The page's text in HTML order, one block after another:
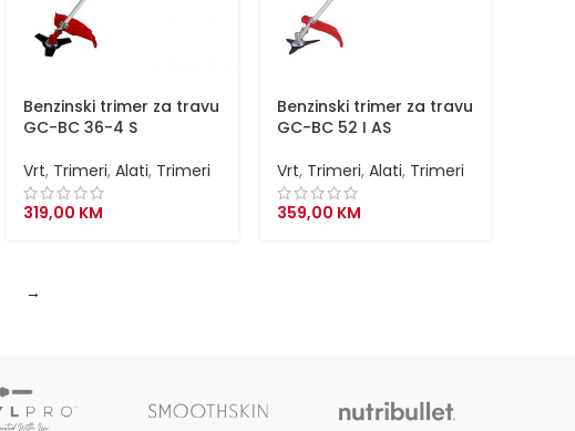
Benzinski trimer za travu
GC-BC 36-4 S
Vrt, Trimeri, Alati, Trimeri
319,00 KM
Benzinski trimer za travu
GC-BC 52 I AS
Vrt, Trimeri, Alati, Trimeri
359,00 KM
→